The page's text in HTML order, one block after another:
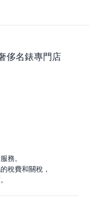
侈名錶專門店
務。
稅費和關稅，